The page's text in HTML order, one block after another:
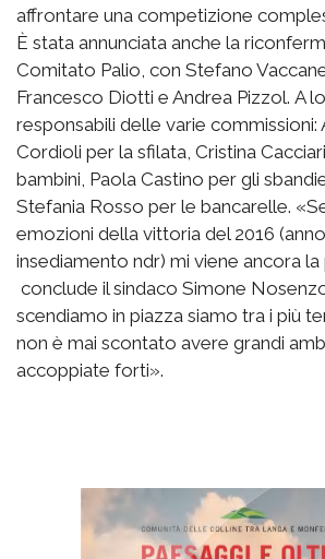
affrontare una competizione
È stata annunciata anche la
Comitato Palio, con Stefano
Francesco Diotti e Andrea Pizzol. A
responsabili delle varie commissioni:
Cordioli per la sfilata, Cristina
bambini, Paola Castino per gli
Stefania Rosso per le bancarelle.
emozioni della vittoria del 2016
insediamento ndr) mi viene ancora la
conclude il sindaco Simone
scendiamo in piazza siamo tra i più
non è mai scontato avere grandi
accoppiate forti».